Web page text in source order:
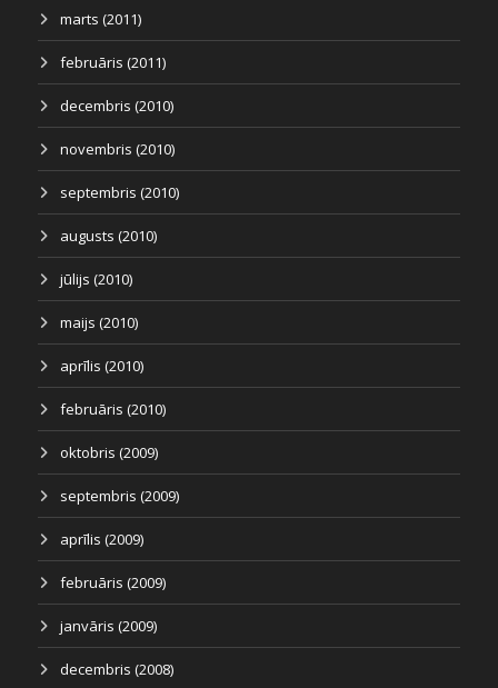
marts (2011)
februāris (2011)
decembris (2010)
novembris (2010)
septembris (2010)
augusts (2010)
jūlijs (2010)
maijs (2010)
aprīlis (2010)
februāris (2010)
oktobris (2009)
septembris (2009)
aprīlis (2009)
februāris (2009)
janvāris (2009)
decembris (2008)